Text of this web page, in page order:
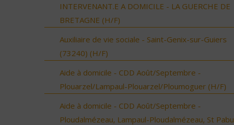
INTERVENANT.E A DOMICILE - LA GUERCHE DE
BRETAGNE (H/F)
Auxiliaire de vie sociale - Saint-Genix-sur-Guiers
(73240) (H/F)
Aide à domicile - CDD Août/Septembre -
Plouarzel/Lampaul-Plouarzel/Ploumoguer (H/F)
Aide à domicile - CDD Août/Septembre -
Ploudalmézeau, Lampaul-Ploudalmézeau, St Pabu